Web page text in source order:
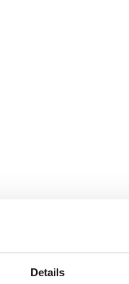
Details